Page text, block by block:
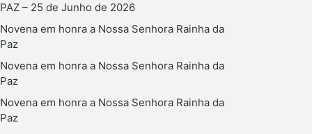
PAZ – 25 de Junho de 2026
Novena em honra a Nossa Senhora Rainha da
Paz
Novena em honra a Nossa Senhora Rainha da
Paz
Novena em honra a Nossa Senhora Rainha da
Paz